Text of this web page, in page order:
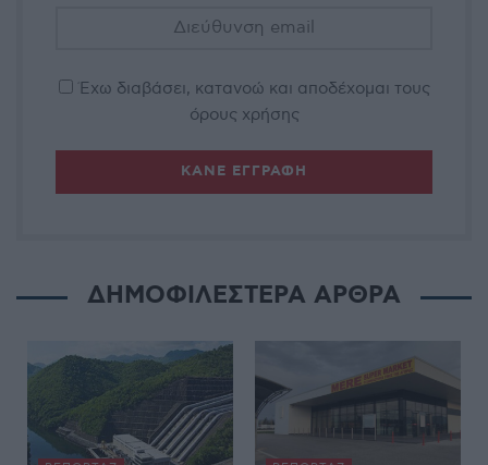
Έχω διαβάσει, κατανοώ και αποδέχομαι τους
όρους χρήσης
ΔΗΜΟΦΙΛΕΣΤΕΡΑ ΑΡΘΡΑ